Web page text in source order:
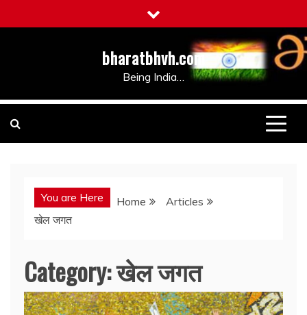
to
bharatbhvh.com
Being India…
You are Here Home
Articles
खेल जगत
Category:खेल जगत